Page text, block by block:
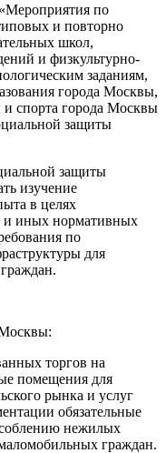
по
и повторно
школ,
и физкультурно-
заданиям,
города Москвы,
и спорта города Москвы
защиты
защиты
изучение
в целях
и иных нормативных
по
для
торгов на
помещения для
рынка и услуг
обязательные
нежилых
граждан.